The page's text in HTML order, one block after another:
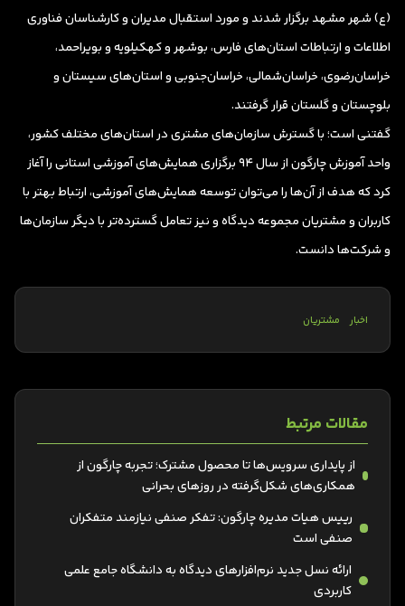
(ع) شهر مشهد برگزار شدند و مورد استقبال مدیران و کارشناسان فناوری
اطلاعات و ارتباطات استان‌های فارس، بوشهر و کهکیلویه و بویراحمد،
خراسان‌رضوی‌، خراسان‌شمالی، خراسان‌جنوبی و استان‌های سیستان و
بلوچستان و گلستان قرار گرفتند.
گفتنی است؛ با گسترش سازمان‌های مشتری در استان‌های مختلف کشور،
واحد آموزش چارگون از سال 94 برگزاری همایش‌های آموزشی استانی را آغاز
کرد که هدف از آن‌ها را می‌توان توسعه همایش‌های آموزشی، ارتباط بهتر با
کاربران و مشتریان مجموعه دیدگاه و نیز تعامل گسترده‌تر با دیگر سازمان‌ها
و شرکت‌ها دانست.
اخبار مشتریان
مقالات مرتبط
از پایداری سرویس‌ها تا محصول مشترک؛ تجربه چارگون از
همکاری‌های شکل‌گرفته در روزهای بحرانی
رییس هیات مدیره چارگون: تفکر صنفی نیازمند متفکران
صنفی است
ارائه نسل جدید نرم‌افزارهای دیدگاه به دانشگاه جامع علمی
کاربردی